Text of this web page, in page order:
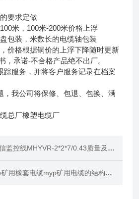
要求定做
米，100米-200米价格上浮
包装，米数长的电缆轴包装
价格根据铜价的上浮下降随时更新
，承诺-不合格产品绝不出厂。
踪服务，并将客户服务记录在档案
，我公司将保修、包退、包换、满
总厂橡塑电缆厂
监控线MHYVR-2*2*7/0.43质量及价格
用橡套电缆myp矿用电缆的结构（图）